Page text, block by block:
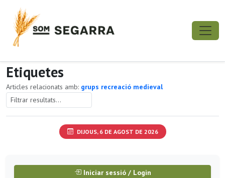
Etiquetes
Articles relacionats amb: grups recreació medieval
DIJOUS, 6 DE AGOST DE 2026
Iniciar sessió / Login